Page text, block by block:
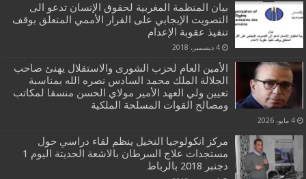
بيان المنظمة المغربية لحقوق الإنسان تدعو الى
التصويت الإيجابي على القرار الأممي المتعلق بوقف
تنفيذ عقوبة الإعدام
4 ديسمبر، 2018
الأمين العام لحزب الشورى والاستقلال يهنئ صاحب
الجلالة الملك محمد السادس نصره الله بمناسبة
تعيين ولي العهد الأمير مولاي الحسن منسقا لمكاتب
ومصالح القوات المسلحة الملكية
4 مايو، 2026
مركز انكولوجيا النخيل ينظم لقاء دراسي حول
مستجدات علاج السرطان بالاشعة الحديتة اليوم 1
دجنبر 2018 بالرباط